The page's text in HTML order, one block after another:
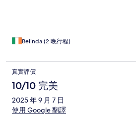
Belinda (2 晚行程)
真實評價
10/10 完美
2025 年 9 月 7 日
使用 Google 翻譯